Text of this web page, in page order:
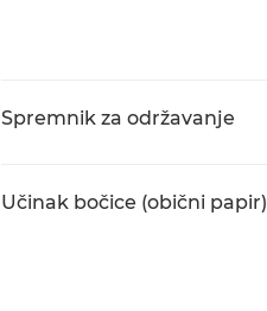
Spremnik za održavanje
Učinak bočice (obični papir)